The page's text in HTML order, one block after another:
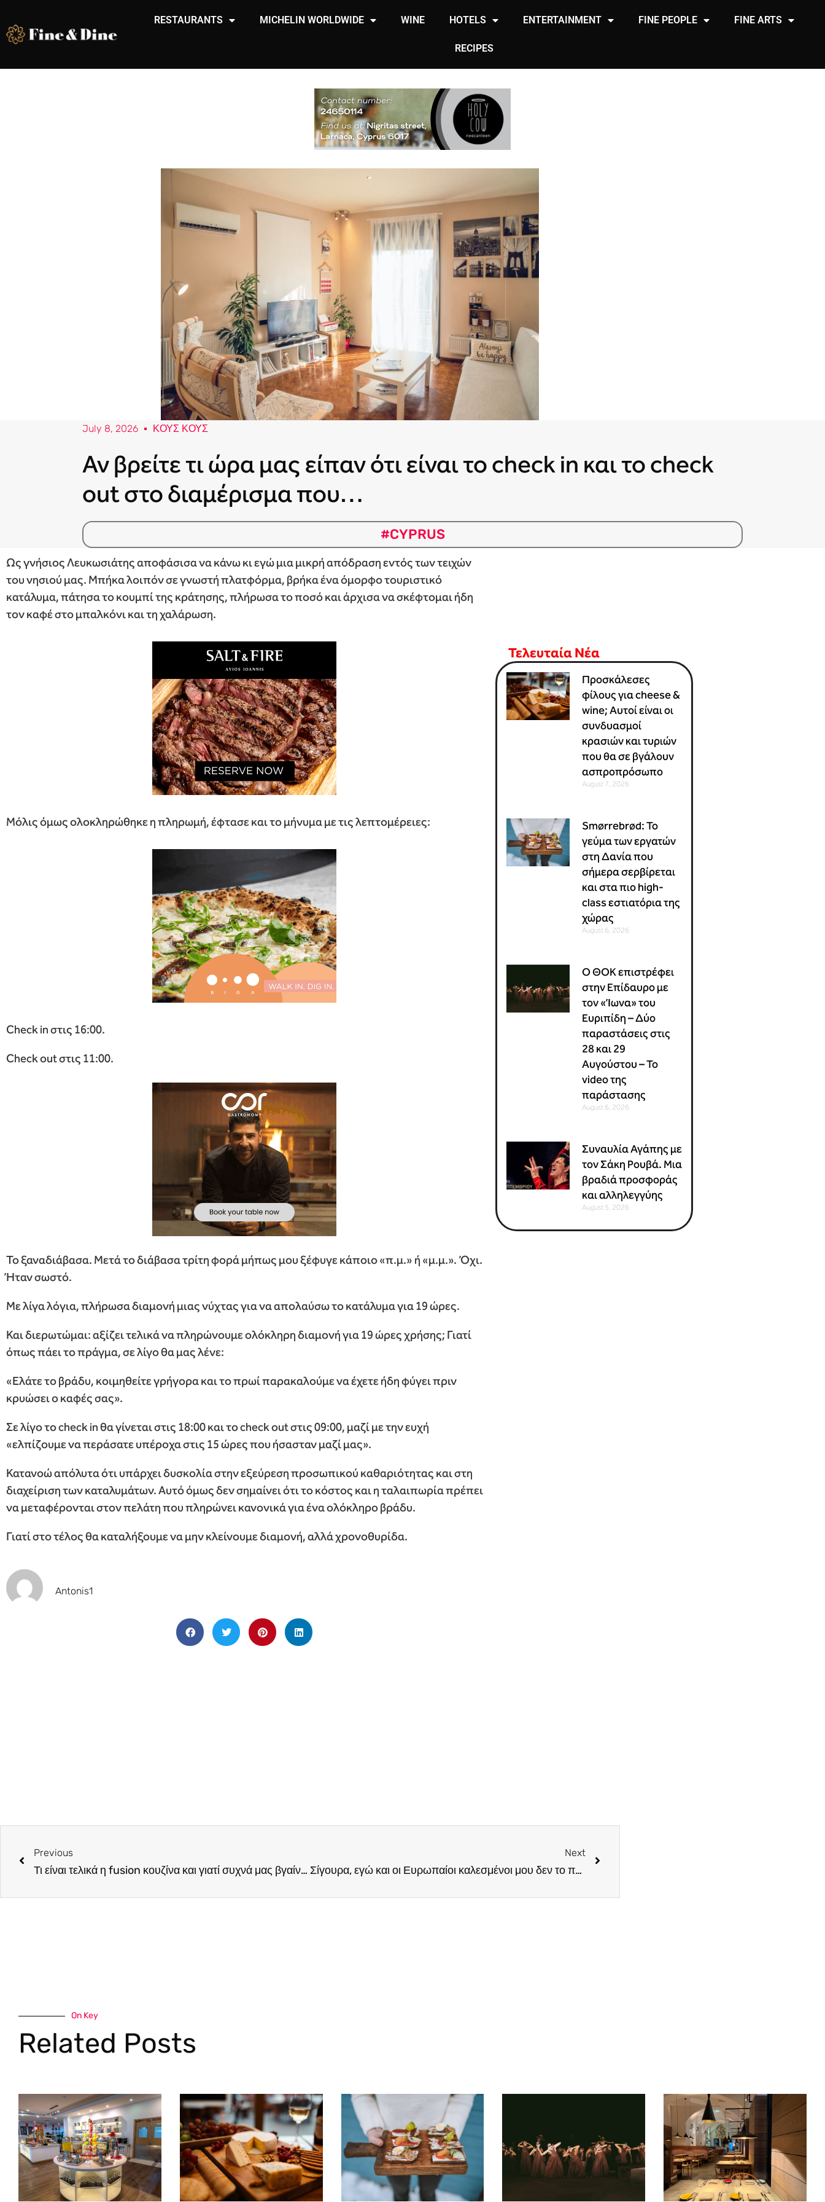
RESTAURANTS MICHELIN WORLDWIDE WINE HOTELS ENTERTAINMENT FINE PEOPLE FINE ARTS
RECIPES
July 8, 2026 ΚΟΥΣ ΚΟΥΣ
Αν βρείτε τι ώρα μας είπαν ότι είναι το check in και το check
out στο διαμέρισμα που…
#CYPRUS
Ως γνήσιος Λευκωσιάτης αποφάσισα να κάνω κι εγώ μια μικρή απόδραση εντός των τειχών
του νησιού μας. Μπήκα λοιπόν σε γνωστή πλατφόρμα, βρήκα ένα όμορφο τουριστικό
κατάλυμα, πάτησα το κουμπί της κράτησης, πλήρωσα το ποσό και άρχισα να σκέφτομαι ήδη
τον καφέ στο μπαλκόνι και τη χαλάρωση.
Μόλις όμως ολοκληρώθηκε η πληρωμή, έφτασε και το μήνυμα με τις λεπτομέρειες:
Check in στις 16:00.
Check out στις 11:00.
Το ξαναδιάβασα. Μετά το διάβασα τρίτη φορά μήπως μου ξέφυγε κάποιο «π.μ.» ή «μ.μ.». Όχι.
Ήταν σωστό.
Με λίγα λόγια, πλήρωσα διαμονή μιας νύχτας για να απολαύσω το κατάλυμα για 19 ώρες.
Και διερωτώμαι: αξίζει τελικά να πληρώνουμε ολόκληρη διαμονή για 19 ώρες χρήσης; Γιατί
όπως πάει το πράγμα, σε λίγο θα μας λένε:
«Ελάτε το βράδυ, κοιμηθείτε γρήγορα και το πρωί παρακαλούμε να έχετε ήδη φύγει πριν
κρυώσει ο καφές σας».
Σε λίγο το check in θα γίνεται στις 18:00 και το check out στις 09:00, μαζί με την ευχή
«ελπίζουμε να περάσατε υπέροχα στις 15 ώρες που ήσασταν μαζί μας».
Κατανοώ απόλυτα ότι υπάρχει δυσκολία στην εξεύρεση προσωπικού καθαριότητας και στη
διαχείριση των καταλυμάτων. Αυτό όμως δεν σημαίνει ότι το κόστος και η ταλαιπωρία πρέπει
να μεταφέρονται στον πελάτη που πληρώνει κανονικά για ένα ολόκληρο βράδυ.
Γιατί στο τέλος θα καταλήξουμε να μην κλείνουμε διαμονή, αλλά χρονοθυρίδα.
Antonis1
Τελευταία Νέα
Προσκάλεσες
φίλους για cheese &
wine; Αυτοί είναι οι
συνδυασμοί
κρασιών και τυριών
που θα σε βγάλουν
ασπροπρόσωπο
August 7, 2026
Smørrebrød: Το
γεύμα των εργατών
στη Δανία που
σήμερα σερβίρεται
και στα πιο high-
class εστιατόρια της
χώρας
August 6, 2026
Ο ΘΟΚ επιστρέφει
στην Επίδαυρο με
τον «Ίωνα» του
Ευριπίδη – Δύο
παραστάσεις στις
28 και 29
Αυγούστου – Το
video της
παράστασης
August 6, 2026
Συναυλία Αγάπης με
τον Σάκη Ρουβά. Μια
βραδιά προσφοράς
και αλληλεγγύης
August 5, 2026
Previous
Τι είναι τελικά η fusion κουζίνα και γιατί συχνά μας βγαίνει… confusion;
Next
Σίγουρα, εγώ και οι Ευρωπαίοι καλεσμένοι μου δεν το περιμέναμε αυτό. Πήγαμε σε μια “Παραδοσιακή κυπριακή ταβέρνα”…
On Key
Related Posts